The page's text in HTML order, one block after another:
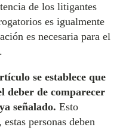
de los litigantes
es igualmente
es necesaria para el
se establece que
deber de comparecer
señalado. Esto
personas deben